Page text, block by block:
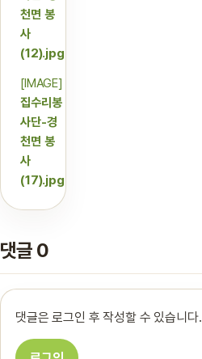
천면 봉
사
(12).jpg
[IMAGE]
집수리봉
사단-경
천면 봉
사
(17).jpg
댓글 0
댓글은 로그인 후 작성할 수 있습니다.